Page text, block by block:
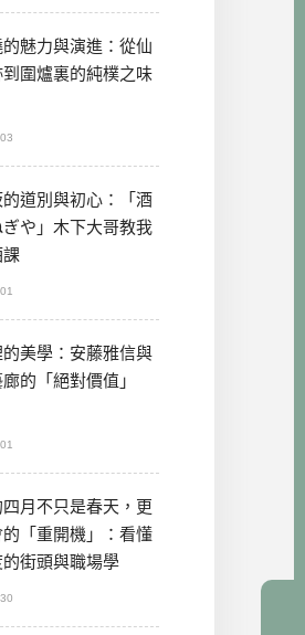
魅力與演進：從仙
到圍爐裏的純樸之味
道別與初心：「酒
ぎや」木下大哥教我
課
美學：安藤雅信與
的「絕對價值」
四月不只是春天，更
「重開機」：看懂
街頭與職場學